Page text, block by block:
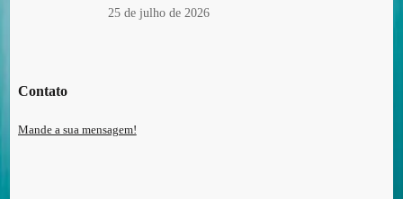
25 de julho de 2026
Contato
Mande a sua mensagem!